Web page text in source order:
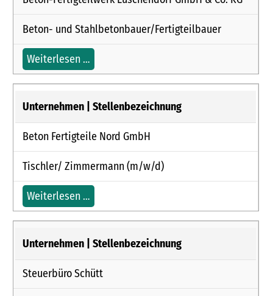
Beton- und Stahlbetonbauer/Fertigteilbauer
Weiterlesen …
Beton Fertigteile Nord GmbH
Tischler/ Zimmermann (m/w/d)
Weiterlesen …
Steuerbüro Schütt